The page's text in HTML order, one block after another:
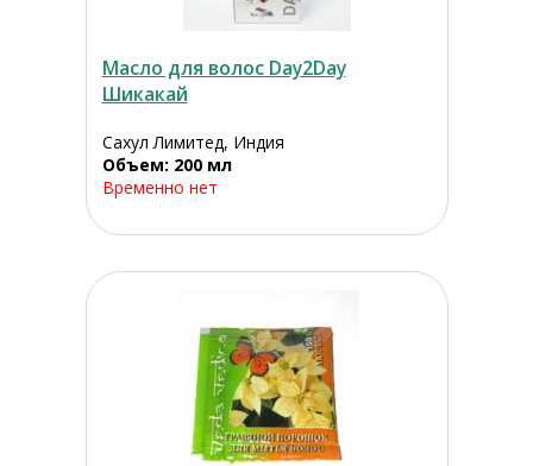
Масло для волос Day2Day
Шикакай
Сахул Лимитед, Индия
Объем: 200 мл
Временно нет